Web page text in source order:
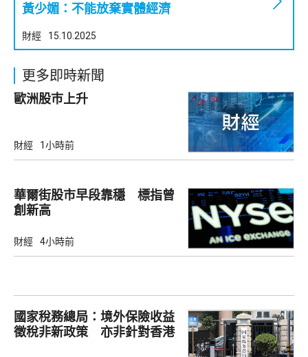
黃少媚：不能放棄實體經濟
財經 15.10.2025
更多即時新聞
歐洲股巿上升
財經 1小時前
華爾街股市早段靠穩 標指曾
創新高
財經 4小時前
國家稅務總局：境外保險收益
徵稅非新政策 亦非針對香港